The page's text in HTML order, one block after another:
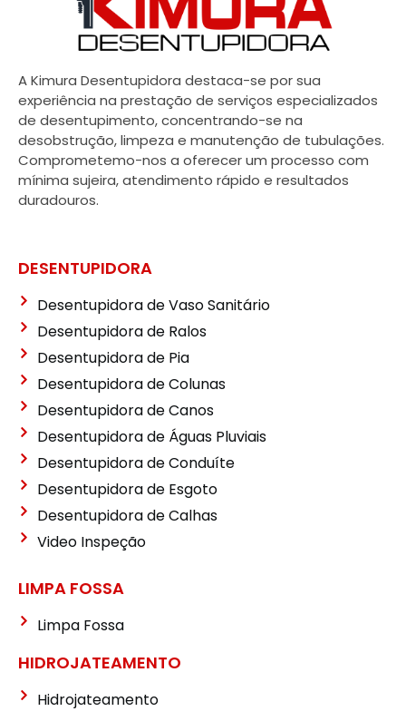
A Kimura Desentupidora destaca-se por sua
experiência na prestação de serviços especializados
de desentupimento, concentrando-se na
desobstrução, limpeza e manutenção de tubulações.
Comprometemo-nos a oferecer um processo com
mínima sujeira, atendimento rápido e resultados
duradouros.
DESENTUPIDORA
Desentupidora de Vaso Sanitário
Desentupidora de Ralos
Desentupidora de Pia
Desentupidora de Colunas
Desentupidora de Canos
Desentupidora de Águas Pluviais
Desentupidora de Conduíte
Desentupidora de Esgoto
Desentupidora de Calhas
Video Inspeção
LIMPA FOSSA
Limpa Fossa
HIDROJATEAMENTO
Hidrojateamento